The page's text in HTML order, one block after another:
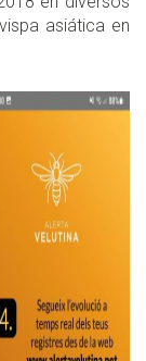
asiática en